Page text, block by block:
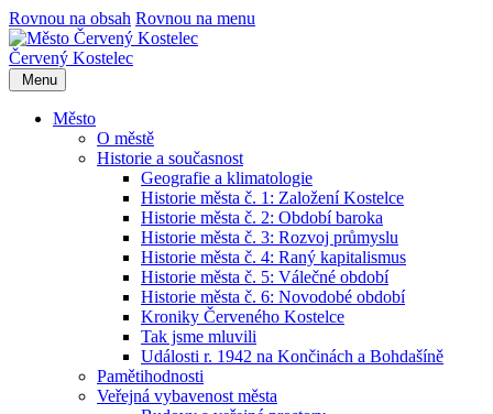
Rovnou na obsah Rovnou na menu
Červený Kostelec
Menu
Město
O městě
Historie a současnost
Geografie a klimatologie
Historie města č. 1: Založení Kostelce
Historie města č. 2: Období baroka
Historie města č. 3: Rozvoj průmyslu
Historie města č. 4: Raný kapitalismus
Historie města č. 5: Válečné období
Historie města č. 6: Novodobé období
Kroniky Červeného Kostelce
Tak jsme mluvili
Události r. 1942 na Končinách a Bohdašíně
Pamětihodnosti
Veřejná vybavenost města